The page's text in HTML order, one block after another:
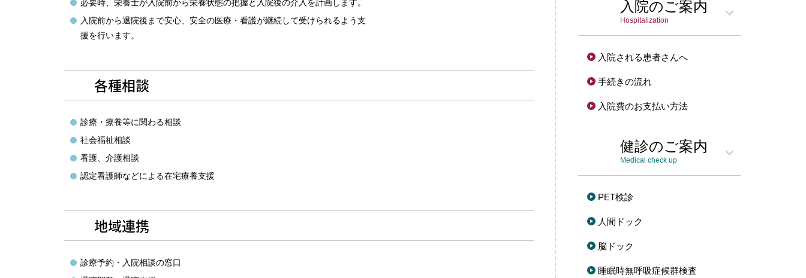
必要時、栄養士が入院前から栄養状態の把握と入院後の介入を計画します。
入院前から退院後まで安心、安全の医療・看護が継続して受けられるよう支
援を行います。
各種相談
診療・療養等に関わる相談
社会福祉相談
看護、介護相談
認定看護師などによる在宅療養支援
地域連携
診療予約・入院相談の窓口
入院のご案内
Hospitalization
入院される患者さんへ
手続きの流れ
入院費のお支払い方法
健診のご案内
Medical check up
PET検診
人間ドック
脳ドック
睡眠時無呼吸症候群検査